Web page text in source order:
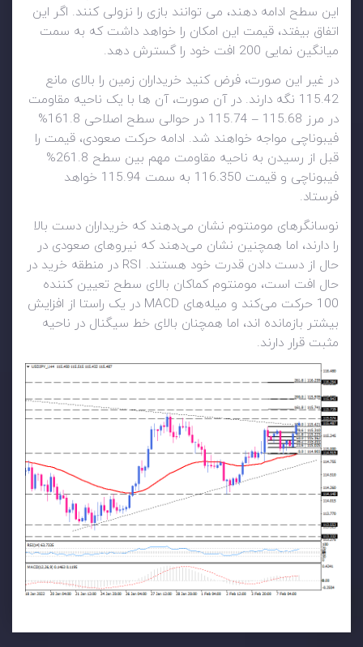
این سطح ادامه دهند، می توانند بازی را نزولی کنند. اگر این
اتفاق بیفتد، قیمت این امکان را خواهد داشت که به سمت
میانگین نمایی 200 افت خود را گسترش دهد.
در غیر این صورت، فرض کنید خریداران زمین را بالای مانع
115.42 نگه دارند. در آن صورت، آن ها با یک ناحیه مقاومت
در مرز 115.68 – 115.74 در حوالی سطح اصلاحی 161.8%
فیبوناچی مواجه خواهند شد. ادامه حرکت صعودی، قیمت را
قبل از رسیدن به ناحیه مقاومت مهم بین سطح 261.8%
فیبوناچی و قیمت 116.350 به سمت 115.94 خواهد
فرستاد.
نوسانگرهای مومنتوم نشان می‌دهند که خریداران دست بالا
را دارند، اما همچنین نشان می‌دهند که نیروهای صعودی در
حال از دست دادن قدرت خود هستند. RSI در منطقه خرید در
حال افت است، مومنتوم کماکان بالای سطح تعیین کننده
100 حرکت می‌کند و میله‌های MACD در یک راستا از افزایش
بیشتر بازمانده اند، اما همچنان بالای خط سیگنال در ناحیه
مثبت قرار دارند.